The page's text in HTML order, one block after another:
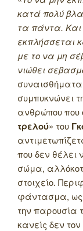
κατά πολύ
τα πάντα. Και
εκπλήσσεται
με το να μη
νιώθει
συμπυκνώνει
ανθρώπου που
τρελού» του
που δεν θέλει
σώμα,
στοιχείο.
φάντασμα, ως
την παρουσία
κανείς δεν